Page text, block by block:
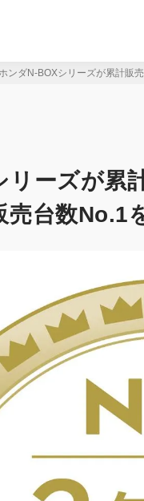
ンダN-BOXシリーズが累計販
ーズが累
売台数No.1